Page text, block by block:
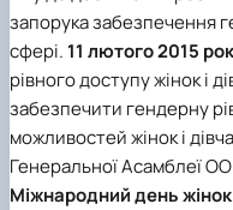
клуб»
Науковий
Науковий
України»
запорука забезпечення
сфері. 11 лютого 2015
рівного доступу жінок і
забезпечити гендерну
можливостей жінок і
Генеральної Асамблеї
Міжнародний день